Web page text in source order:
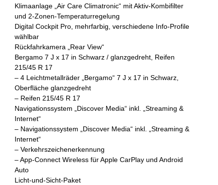
Klimaanlage „Air Care Climatronic“ mit Aktiv-Kombifilter
und 2-Zonen-Temperaturregelung
Digital Cockpit Pro, mehrfarbig, verschiedene Info-Profile
wählbar
Rückfahrkamera „Rear View“
Bergamo 7 J x 17 in Schwarz / glanzgedreht, Reifen
215/45 R 17
– 4 Leichtmetallräder „Bergamo“ 7 J x 17 in Schwarz,
Oberfläche glanzgedreht
– Reifen 215/45 R 17
Navigationssystem „Discover Media“ inkl. „Streaming &
Internet“
– Navigationssystem „Discover Media“ inkl. „Streaming &
Internet“
– Verkehrszeichenerkennung
– App-Connect Wireless für Apple CarPlay und Android
Auto
Licht-und-Sicht-Paket